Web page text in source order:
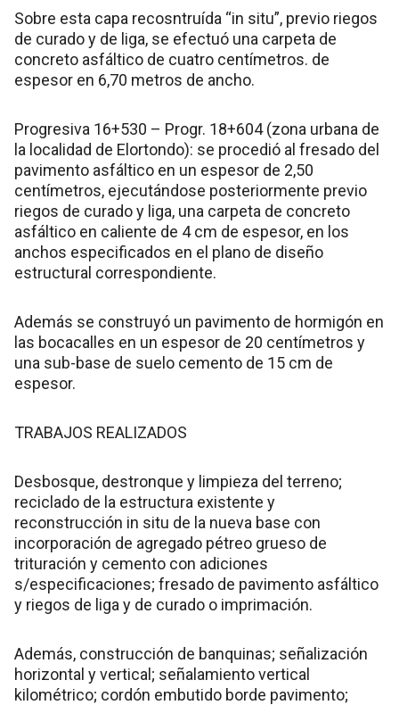
Sobre esta capa recosntruída “in situ”, previo riegos
de curado y de liga, se efectuó una carpeta de
concreto asfáltico de cuatro centímetros. de
espesor en 6,70 metros de ancho.
Progresiva 16+530 – Progr. 18+604 (zona urbana de
la localidad de Elortondo): se procedió al fresado del
pavimento asfáltico en un espesor de 2,50
centímetros, ejecutándose posteriormente previo
riegos de curado y liga, una carpeta de concreto
asfáltico en caliente de 4 cm de espesor, en los
anchos especificados en el plano de diseño
estructural correspondiente.
Además se construyó un pavimento de hormigón en
las bocacalles en un espesor de 20 centímetros y
una sub-base de suelo cemento de 15 cm de
espesor.
TRABAJOS REALIZADOS
Desbosque, destronque y limpieza del terreno;
reciclado de la estructura existente y
reconstrucción in situ de la nueva base con
incorporación de agregado pétreo grueso de
trituración y cemento con adiciones
s/especificaciones; fresado de pavimento asfáltico
y riegos de liga y de curado o imprimación.
Además, construcción de banquinas; señalización
horizontal y vertical; señalamiento vertical
kilométrico; cordón embutido borde pavimento;